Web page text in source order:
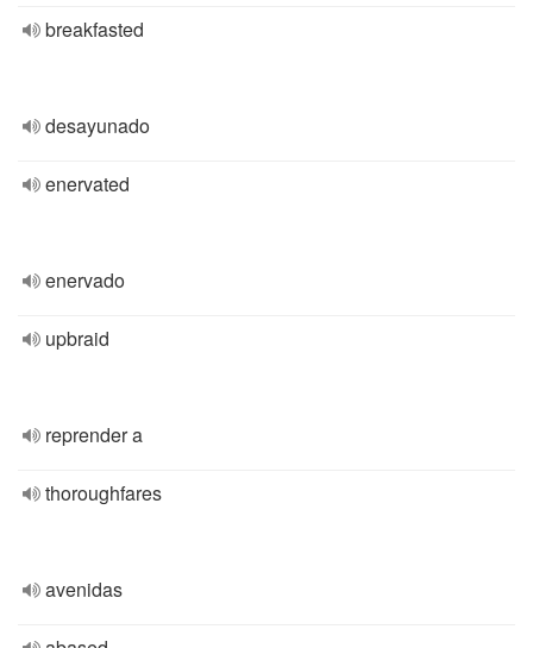
breakfasted
desayunado
enervated
enervado
upbraid
reprender a
thoroughfares
avenidas